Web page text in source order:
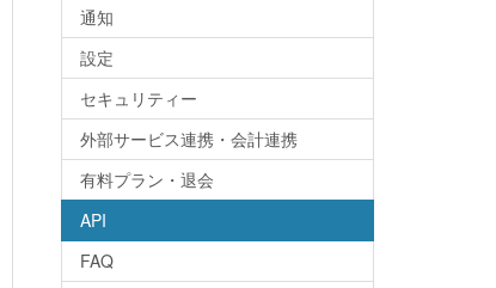
通知
設定
セキュリティー
外部サービス連携・会計連携
有料プラン・退会
API
FAQ